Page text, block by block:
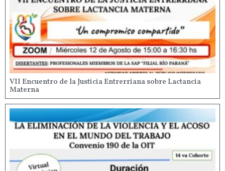
VII Encuentro de la Justicia Entrerriana sobre Lactancia
Materna